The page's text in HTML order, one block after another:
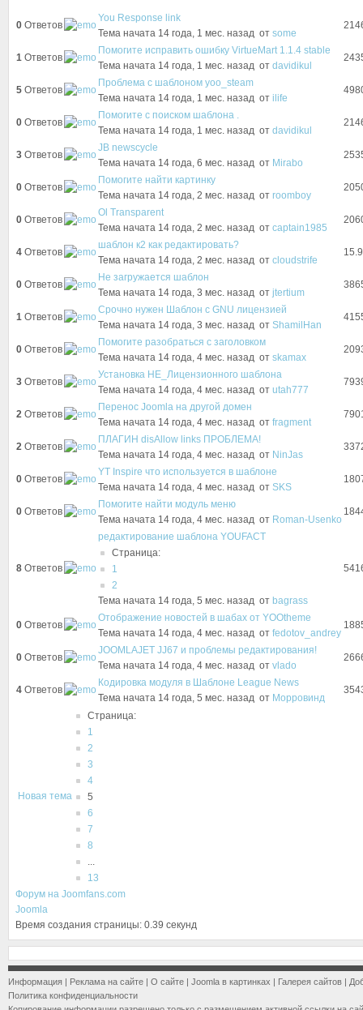
0 Ответов
You Response link
Тема начата 14 года, 1 мес. назад от some
1 Ответов
Помогите исправить ошибку VirtueMart 1.1.4 stable
Тема начата 14 года, 1 мес. назад от davidikul
5 Ответов
Проблема с шаблоном yoo_steam
Тема начата 14 года, 1 мес. назад от ilife
0 Ответов
Помогите с поиском шаблона .
Тема начата 14 года, 1 мес. назад от davidikul
3 Ответов
JB newscycle
Тема начата 14 года, 6 мес. назад от Mirabo
0 Ответов
Помогите найти картинку
Тема начата 14 года, 2 мес. назад от roomboy
0 Ответов
Ol Transparent
Тема начата 14 года, 2 мес. назад от captain1985
4 Ответов
шаблон к2 как редактировать?
Тема начата 14 года, 2 мес. назад от cloudstrife
0 Ответов
Не загружается шаблон
Тема начата 14 года, 3 мес. назад от jtertium
1 Ответов
Срочно нужен Шаблон с GNU лицензией
Тема начата 14 года, 3 мес. назад от ShamilHan
0 Ответов
Помогите разобраться с заголовком
Тема начата 14 года, 4 мес. назад от skamax
3 Ответов
Установка НЕ_Лицензионного шаблона
Тема начата 14 года, 4 мес. назад от utah777
2 Ответов
Перенос Joomla на другой домен
Тема начата 14 года, 4 мес. назад от fragment
2 Ответов
ПЛАГИН disAllow links ПРОБЛЕМА!
Тема начата 14 года, 4 мес. назад от NinJas
0 Ответов
YT Inspire что используется в шаблоне
Тема начата 14 года, 4 мес. назад от SKS
0 Ответов
Помогите найти модуль меню
Тема начата 14 года, 4 мес. назад от Roman-Usenko
8 Ответов
редактирование шаблона YOUFACT
Страница:
1
2
Тема начата 14 года, 5 мес. назад от bagrass
0 Ответов
Отображение новостей в шабах от YOOtheme
Тема начата 14 года, 4 мес. назад от fedotov_andrey
0 Ответов
JOOMLAJET JJ67 и проблемы редактирования!
Тема начата 14 года, 4 мес. назад от vlado
4 Ответов
Кодировка модуля в Шаблоне League News
Тема начата 14 года, 5 мес. назад от Морровинд
Новая тема
Страница:
1
2
3
4
5
6
7
8
...
13
Форум на Joomfans.com
Joomla
Время создания страницы: 0.39 секунд
Информация | Реклама на сайте | О сайте | Joomla в картинках | Галерея сайтов |
Политика конфиденциальности